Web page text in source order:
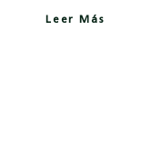
Leer Más